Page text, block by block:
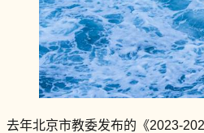
去年北京市教委发布的《2023-